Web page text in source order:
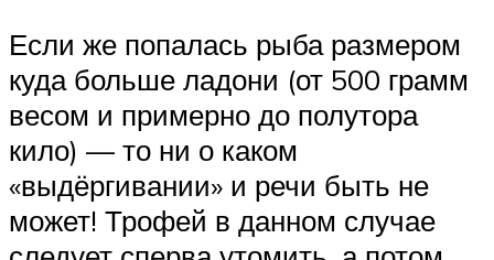
Если же попалась рыба размером
куда больше ладони (от 500 грамм
весом и примерно до полутора
кило) — то ни о каком
«выдёргивании» и речи быть не
может! Трофей в данном случае